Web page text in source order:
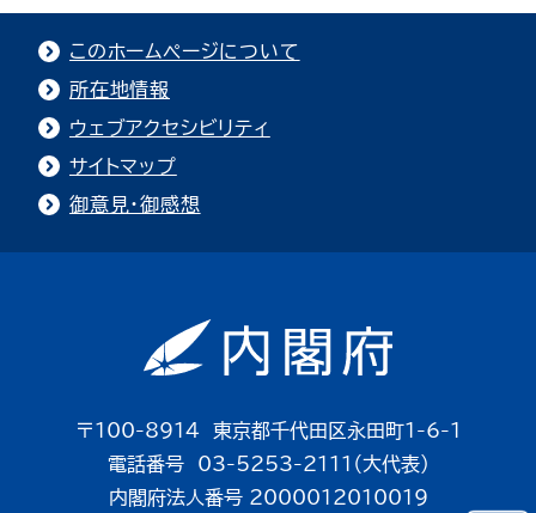
このホームページについて
所在地情報
ウェブアクセシビリティ
サイトマップ
御意見・御感想
〒100-8914 東京都千代田区永田町1-6-1
電話番号 03-5253-2111（大代表）
内閣府法人番号 2000012010019